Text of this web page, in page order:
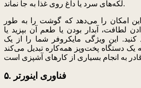
لکه‌های سرد یا داغ روی غذا به جا نماند.
امکان را می‌دهد که گوشت را به طور
لطافت، آبدار بودن یا طعم آن بپزید یا
کنید. این ویژگی مایکروفر شما را از یک
یک دستگاه پخت‌وپز همه‌کاره تبدیل می‌کند
۵. فناوری اینورتر